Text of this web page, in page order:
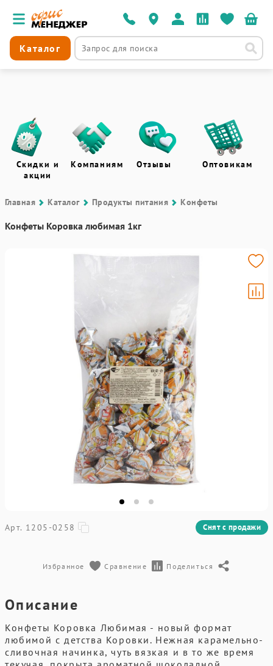
Каталог
Скидки и
акции
Компаниям Отзывы Оптовикам
Главная Каталог Продукты питания Конфеты
Конфеты Коровка любимая 1кг
Арт. 1205-0258 Снят с продажи
Избранное Сравнение Поделиться
Описание
Конфеты Коровка Любимая - новый формат
любимой с детства Коровки. Нежная карамельно-
сливочная начинка, чуть вязкая и в то же время